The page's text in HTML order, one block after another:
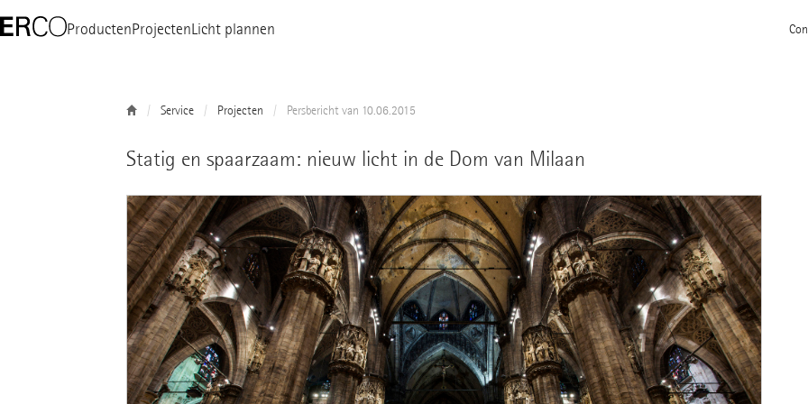
ProductenProjectenLicht plannen
Service Projecten Persbericht van 10.06.2015
Statig en spaarzaam: nieuw licht in de Dom van Milaan